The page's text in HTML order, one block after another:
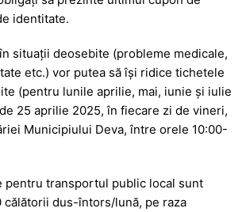
identitate.
situații deosebite (probleme medicale,
etc.) vor putea să își ridice tichetele
(pentru lunile aprilie, mai, iunie și iulie
25 aprilie 2025, în fiecare zi de vineri,
Municipiului Deva, între orele 10:00-
pentru transportul public local sunt
călătorii dus-întors/lună, pe raza